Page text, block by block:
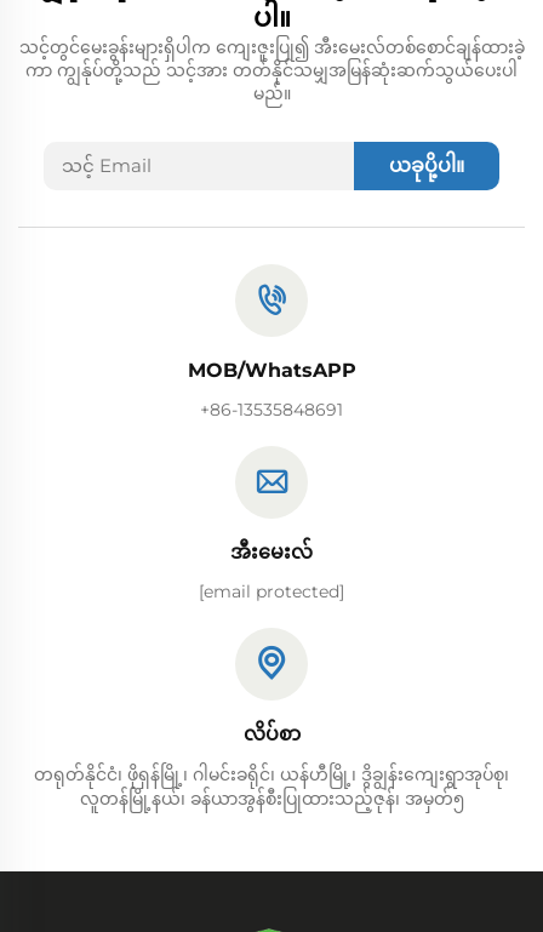
ပါ။
သင့်တွင်မေးခွန်းများရှိပါက ကျေးဇူးပြု၍ အီးမေးလ်တစ်စောင်ချန်ထားခဲ့
ကာ ကျွန်ုပ်တို့သည် သင့်အား တတ်နိုင်သမျှအမြန်ဆုံးဆက်သွယ်ပေးပါ
မည်။
ယခုပို့ပါ။
MOB/WhatsAPP
+86-13535848691
အီးမေးလ်
[email protected]
လိပ်စာ
တရုတ်နိုင်ငံ၊ ဖိုရှန်မြို့၊ ဂါမင်းခရိုင်၊ ယန်ဟီမြို့၊ ဒွိချွန်းကျေးရွာအုပ်စု၊
လူတန်မြို့နယ်၊ ခန်ယာအွန်စီးပြုထားသည့်ဇုန်၊ အမှတ်၅